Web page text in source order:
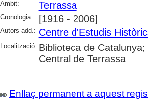
Àmbit: Terrassa
Cronologia: [1916 - 2006]
Autors add.: Centre d'Estudis
Localització: Biblioteca de
Central de Terrassa
Enllaç permanent a aquest